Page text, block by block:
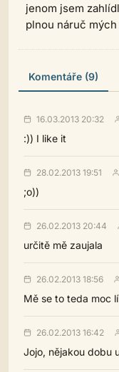
jenom jsem
plnou náruč
Komentáře (9)
16.03.2013 20:32
:)) I like it
28.02.2013 19:51
;o))
26.02.2013 20:44
určitě mě zaujala
26.02.2013 18:56
Mě se to teda moc
26.02.2013 16:42
Jojo, nějakou dobu